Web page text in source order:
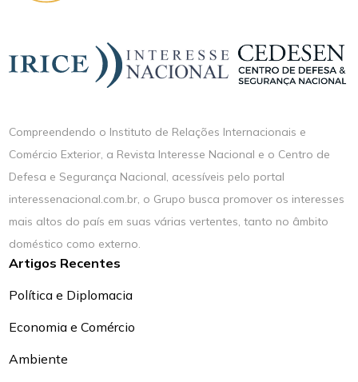
Compreendendo o Instituto de Relações Internacionais e
Comércio Exterior, a Revista Interesse Nacional e o Centro de
Defesa e Segurança Nacional, acessíveis pelo portal
interessenacional.com.br, o Grupo busca promover os interesses
mais altos do país em suas várias vertentes, tanto no âmbito
doméstico como externo.
Artigos Recentes
Política e Diplomacia
Economia e Comércio
Ambiente